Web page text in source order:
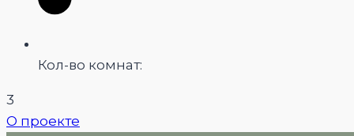
Кол-во комнат:
3
О проекте